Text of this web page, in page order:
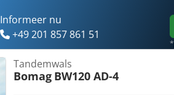
Informeer nu
+49 201 857 861 51
Tandemwals
Bomag BW120 AD-4